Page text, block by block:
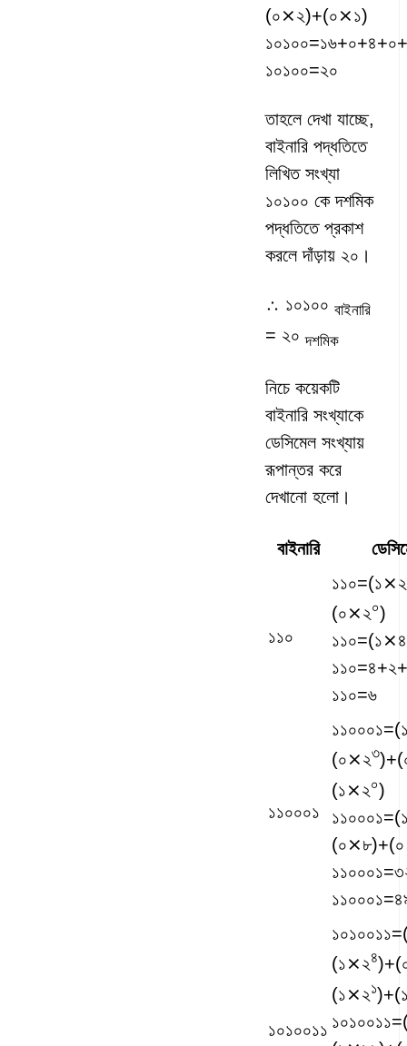
(০⨯২)+(০⨯১)
১০১০০
১০১০০=২০
তাহলে দেখা যাচ্ছে,
বাইনারি পদ্ধতিতে
লিখিত সংখ্যা
১০১০০ কে দশমিক
পদ্ধতিতে প্রকাশ
করলে দাঁড়ায় ২০।
∴ ১০১০০ বাইনারি
= ২০দশমিক
নিচে কয়েকটি
বাইনারি সংখ্যাকে
ডেসিমেল সংখ্যায়
রূপান্তর করে
দেখানো হলো।
বাইনারি
১১০
১১০=(১⨯২
(০⨯২০)
১১০
১১০
১১০=৬
১১০০০১
১১০০০১=(
(০⨯২৩)+(
(১⨯২০)
১১০০০১
১১০০০১
১১০০০১
১০১০০১১
১০১০০১১
(১⨯২৪)+(
(১⨯২১)+(
১০১০০১১